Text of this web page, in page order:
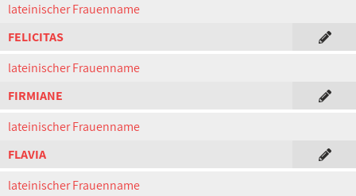
lateinischer Frauenname
FELICITAS
lateinischer Frauenname
FIRMIANE
lateinischer Frauenname
FLAVIA
lateinischer Frauenname